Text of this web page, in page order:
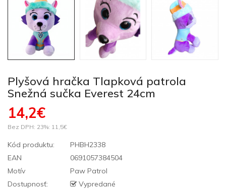
Plyšová hračka Tlapková patrola
Snežná sučka Everest 24cm
14,2€
Bez DPH: 23%: 11,5€
Kód produktu:
PHBH2338
EAN
0691057384504
Motív
Paw Patrol
Dostupnosť:
Vypredané